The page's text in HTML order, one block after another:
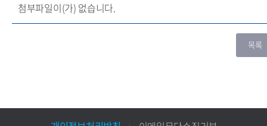
첨부파일이(가) 없습니다.